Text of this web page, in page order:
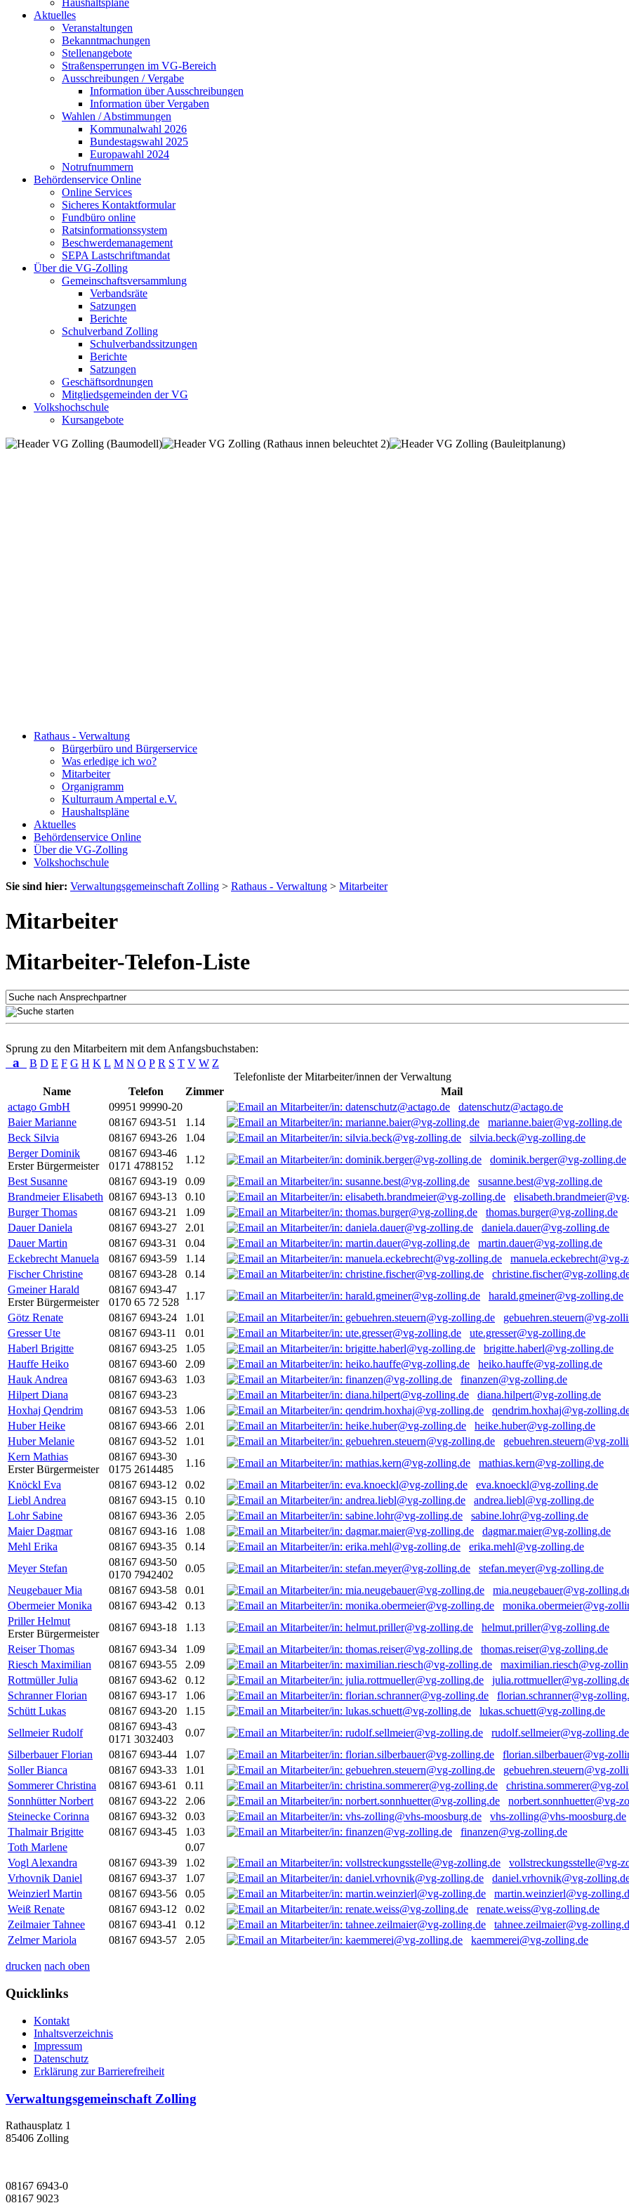
Haushaltspläne
Aktuelles
Veranstaltungen
Bekanntmachungen
Stellenangebote
Straßensperrungen im VG-Bereich
Ausschreibungen / Vergabe
Information über Ausschreibungen
Information über Vergaben
Wahlen / Abstimmungen
Kommunalwahl 2026
Bundestagswahl 2025
Europawahl 2024
Notrufnummern
Behördenservice Online
Online Services
Sicheres Kontaktformular
Fundbüro online
Ratsinformationssystem
Beschwerdemanagement
SEPA Lastschriftmandat
Über die VG-Zolling
Gemeinschaftsversammlung
Verbandsräte
Satzungen
Berichte
Schulverband Zolling
Schulverbandssitzungen
Berichte
Satzungen
Geschäftsordnungen
Mitgliedsgemeinden der VG
Volkshochschule
Kursangebote
Rathaus - Verwaltung
Bürgerbüro und Bürgerservice
Was erledige ich wo?
Mitarbeiter
Organigramm
Kulturraum Ampertal e.V.
Haushaltspläne
Aktuelles
Behördenservice Online
Über die VG-Zolling
Volkshochschule
Sie sind hier: Verwaltungsgemeinschaft Zolling > Rathaus - Verwaltung > Mitarbeiter
Mitarbeiter
Mitarbeiter-Telefon-Liste
Sprung zu den Mitarbeitern mit dem Anfangsbuchstaben:
a B D E F G H K L M N O P R S T V W Z
Telefonliste der Mitarbeiter/innen der Verwaltung
Name
Telefon Zimmer
Mail
actago GmbH
09951 99990-20
datenschutz@actago.de
Baier Marianne
08167 6943-51 1.14
marianne.baier@vg-zolling.de
Beck Silvia
08167 6943-26 1.04
silvia.beck@vg-zolling.de
Berger Dominik
Erster Bürgermeister
08167 6943-46
0171 4788152
1.12
dominik.berger@vg-zolling.de
Best Susanne
08167 6943-19 0.09
susanne.best@vg-zolling.de
Brandmeier Elisabeth 08167 6943-13 0.10
Burger Thomas
08167 6943-21 1.09
thomas.burger@vg-zolling.de
Dauer Daniela
08167 6943-27 2.01
daniela.dauer@vg-zolling.de
Dauer Martin
08167 6943-31 0.04
martin.dauer@vg-zolling.de
Eckebrecht Manuela
08167 6943-59 1.14
manuela.eckebrecht@vg-
Fischer Christine
08167 6943-28 0.14
christine.fischer@vg-
Gmeiner Harald
Erster Bürgermeister
08167 6943-47
0170 65 72 528
1.17
harald.gmeiner@vg-zolling.de
Götz Renate
08167 6943-24 1.01
gebuehren.steuern@vg-
Gresser Ute
08167 6943-11 0.01
ute.gresser@vg-zolling.de
Haberl Brigitte
08167 6943-25 1.05
brigitte.haberl@vg-zolling.de
Hauffe Heiko
08167 6943-60 2.09
heiko.hauffe@vg-zolling.de
Hauk Andrea
08167 6943-63 1.03
finanzen@vg-zolling.de
Hilpert Diana
08167 6943-23
diana.hilpert@vg-zolling.de
Hoxhaj Qendrim
08167 6943-53 1.06
qendrim.hoxhaj@vg-
Huber Heike
08167 6943-66 2.01
heike.huber@vg-zolling.de
Huber Melanie
08167 6943-52 1.01
gebuehren.steuern@vg-
Kern Mathias
Erster Bürgermeister
08167 6943-30
0175 2614485
1.16
mathias.kern@vg-zolling.de
Knöckl Eva
08167 6943-12 0.02
eva.knoeckl@vg-zolling.de
Liebl Andrea
08167 6943-15 0.10
andrea.liebl@vg-zolling.de
Lohr Sabine
08167 6943-36 2.05
sabine.lohr@vg-zolling.de
Maier Dagmar
08167 6943-16 1.08
dagmar.maier@vg-zolling.de
Mehl Erika
08167 6943-35 0.14
erika.mehl@vg-zolling.de
Meyer Stefan
08167 6943-50
0170 7942402
0.05
stefan.meyer@vg-zolling.de
Neugebauer Mia
08167 6943-58 0.01
mia.neugebauer@vg-
Obermeier Monika
08167 6943-42 0.13
monika.obermeier@vg-
Priller Helmut
Erster Bürgermeister
08167 6943-18 1.13
helmut.priller@vg-zolling.de
Reiser Thomas
08167 6943-34 1.09
thomas.reiser@vg-zolling.de
Riesch Maximilian
08167 6943-55 2.09
maximilian.riesch@vg-
Rottmüller Julia
08167 6943-62 0.12
julia.rottmueller@vg-
Schranner Florian
08167 6943-17 1.06
florian.schranner@vg-
Schütt Lukas
08167 6943-20 1.15
lukas.schuett@vg-zolling.de
Sellmeier Rudolf
08167 6943-43
0171 3032403
0.07
rudolf.sellmeier@vg-zolling.de
Silberbauer Florian
08167 6943-44 1.07
florian.silberbauer@vg-
Soller Bianca
08167 6943-33 1.01
gebuehren.steuern@vg-
Sommerer Christina
08167 6943-61 0.11
christina.sommerer@vg-
Sonnhütter Norbert
08167 6943-22 2.06
norbert.sonnhuetter@vg-
Steinecke Corinna
08167 6943-32 0.03
vhs-zolling@vhs-moosburg.de
Thalmair Brigitte
08167 6943-45 1.03
finanzen@vg-zolling.de
Toth Marlene
0.07
Vogl Alexandra
08167 6943-39 1.02
vollstreckungsstelle@vg-
Vrhovnik Daniel
08167 6943-37 1.07
daniel.vrhovnik@vg-
Weinzierl Martin
08167 6943-56 0.05
martin.weinzierl@vg-
Weiß Renate
08167 6943-12 0.02
renate.weiss@vg-zolling.de
Zeilmaier Tahnee
08167 6943-41 0.12
tahnee.zeilmaier@vg-
Zelmer Mariola
08167 6943-57 2.05 kaemmerei@vg-zolling.de
drucken nach oben
Quicklinks
Kontakt
Inhaltsverzeichnis
Impressum
Datenschutz
Erklärung zur Barrierefreiheit
Verwaltungsgemeinschaft Zolling
Rathausplatz 1
85406 Zolling
08167 6943-0
08167 9023